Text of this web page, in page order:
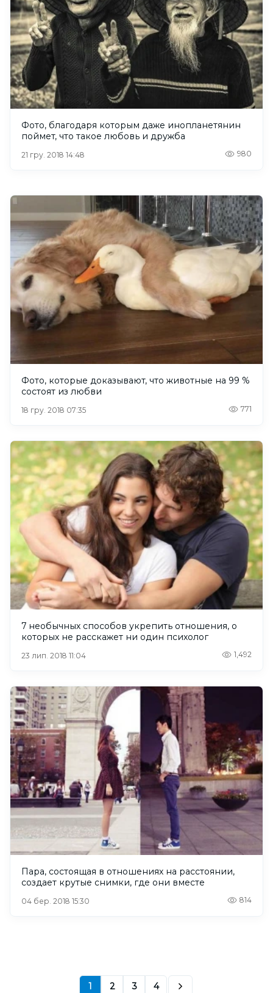
Фото, благодаря которым даже инопланетянин
поймет, что такое любовь и дружба
21 гру. 2018 14:48 980
Фото, которые доказывают, что животные на 99 %
состоят из любви
18 гру. 2018 07:35 771
7 необычных способов укрепить отношения, о
которых не расскажет ни один психолог
23 лип. 2018 11:04 1,492
Пара, состоящая в отношениях на расстоянии,
создает крутые снимки, где они вместе
04 бер. 2018 15:30 814
1 2 3 4